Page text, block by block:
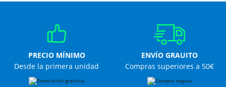
PRECIO MÍNIMO
Desde la primera unidad
ENVÍO GRAUITO
Compras superiores a 50€